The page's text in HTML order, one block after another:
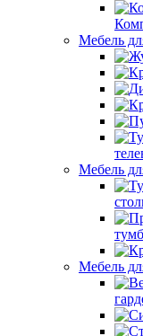
Мебель
Мебель
Мебель